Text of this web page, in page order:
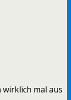
mal aus